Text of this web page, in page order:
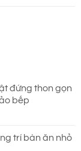
đứng thon gọn
bếp
trí bàn ăn nhỏ